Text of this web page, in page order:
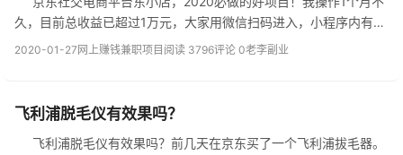
久，目前总收益已超过1万元，大家用微信扫码进入，小程序内有我
的联系方式，有不懂的可以咨询我，我可以给你传授裂变和网络推
2020-01-27 网上赚钱兼职项目 阅读 3796评论 0老李副业
飞利浦脱毛仪有效果吗？
飞利浦脱毛仪有效果吗？前几天在京东买了一个飞利浦拔毛器。